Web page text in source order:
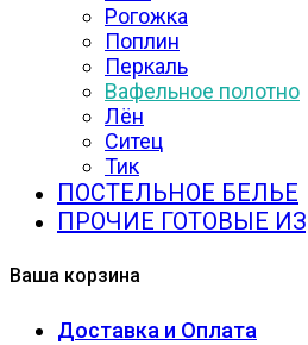
Рогожка
Поплин
Перкаль
Вафельное полотно
Лён
Ситец
Тик
ПОСТЕЛЬНОЕ БЕЛЬЕ
ПРОЧИЕ ГОТОВЫЕ
Ваша корзина
Доставка и Оплата